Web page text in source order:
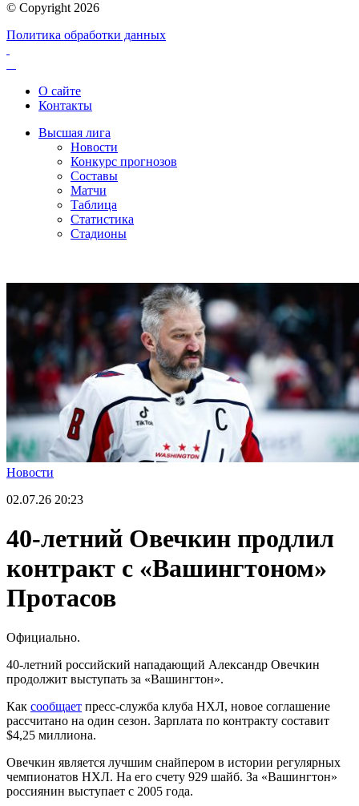
© Copyright 2026
Политика обработки данных
О сайте
Контакты
Высшая лига
Новости
Конкурс прогнозов
Составы
Матчи
Таблица
Статистика
Стадионы
Новости
02.07.26 20:23
40-летний Овечкин продлил
контракт с «Вашингтоном»
Протасов
Официально.
40-летний российский нападающий Александр Овечкин
продолжит выступать за «Вашингтон».
Как сообщает пресс-служба клуба НХЛ, новое соглашение
рассчитано на один сезон. Зарплата по контракту составит
$4,25 миллиона.
Овечкин является лучшим снайпером в истории регулярных
чемпионатов НХЛ. На его счету 929 шайб. За «Вашингтон»
россиянин выступает с 2005 года.